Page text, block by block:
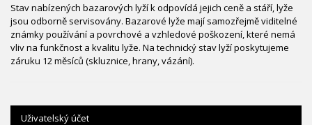
Stav nabízených bazarových lyží k odpovídá jejich ceně a stáří, lyže
jsou odborně servisovány. Bazarové lyže mají samozřejmě viditelné
známky používání a povrchové a vzhledové poškození, které nemá
vliv na funkčnost a kvalitu lyže. Na technický stav lyží poskytujeme
záruku 12 měsíců (skluznice, hrany, vázání).
Uživatelský účet